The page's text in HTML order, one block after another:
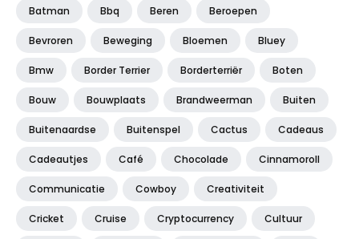
Batman Bbq Beren Beroepen
Bevroren Beweging Bloemen Bluey
Bmw Border Terrier Borderterriër Boten
Bouw Bouwplaats Brandweerman Buiten
Buitenaardse Buitenspel Cactus Cadeaus
Cadeautjes Café Chocolade Cinnamoroll
Communicatie Cowboy Creativiteit
Cricket Cruise Cryptocurrency Cultuur